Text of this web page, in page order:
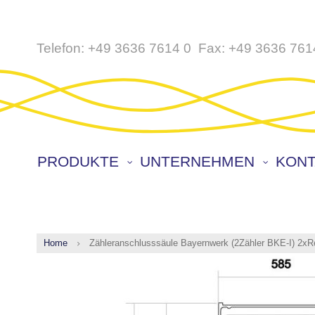
Direkt
Inhalt
Telefon: +49 3636 7614 0 Fax: +49 3636
PRODUKTE UNTERNEHMEN
Home Zähleranschlusssäule Bayernwerk (2Zähler BKE-I)